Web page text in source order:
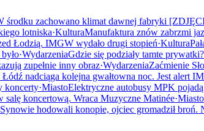
środku zachowano klimat dawnej fabryki
lotniska·KulturaManufaktura znów zabrzmi
Łodzią. IMGW wydało drugi stopień·Kultura
·WydarzeniaGdzie się podziały tamte
zupełnie inny obraz·WydarzeniaZaćmienie
Łódź nadciąga kolejna gwałtowna noc. Jest alert
koncerty·MiastoElektryczne autobusy MPK
salę koncertową. Wraca Muzyczne Matinée·Miasto
Synowie hodowali konopie, ojciec gromadził